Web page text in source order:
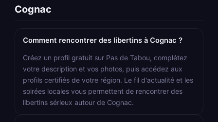
Cognac
Comment rencontrer des libertins à Cognac ?
Créez un profil gratuit sur Pas de Tabou, complétez
votre description et vos photos, puis accédez aux
profils certifiés de votre région. Le fil d'actualité et les
soirées locales vous permettent de rencontrer des
libertins sérieux autour de Cognac.